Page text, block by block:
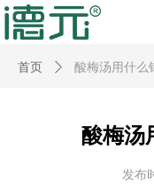
首页 ꄲ 酸梅汤用什么
酸梅汤
发布